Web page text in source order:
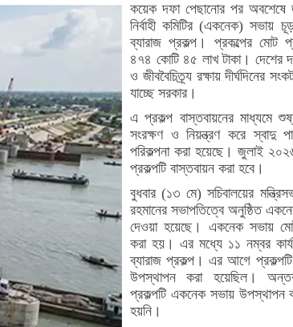
কয়েক দফা পেছানোর পর অবশেষে
নির্বাহী কমিটির (একনেক) সভায়
ব্যারাজ প্রকল্প। প্রকল্পের মোট
৪৭৪ কোটি ৪৫ লাখ টাকা। দেশের
ও জীববৈচিত্র্য রক্ষায় দীর্ঘদিনের
যাচ্ছে সরকার।
এ প্রকল্প বাস্তবায়নের মাধ্যমে
সংরক্ষণ ও নিয়ন্ত্রণ করে স্বাদু
পরিকল্পনা করা হয়েছে। জুলাই
প্রকল্পটি বাস্তবায়ন করা হবে।
বুধবার (১৩ মে) সচিবালয়ের
রহমানের সভাপতিত্বে অনুষ্ঠিত
দেওয়া হয়েছে। একনেক সভায়
করা হয়। এর মধ্যে ১১ নম্বর
ব্যারাজ প্রকল্প। এর আগে
উপস্থাপন করা হয়েছিল।
প্রকল্পটি একনেক সভায় উপস্থাপন
হয়নি।